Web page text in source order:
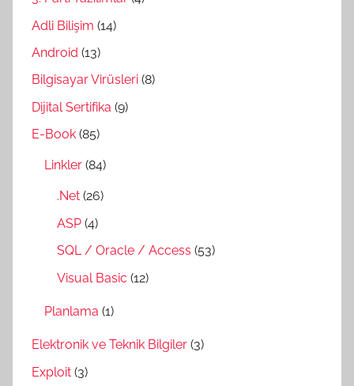
Adli Bilişim (14)
Android (13)
Bilgisayar Virüsleri (8)
Dijital Sertifika (9)
E-Book (85)
Linkler (84)
.Net (26)
ASP (4)
SQL / Oracle / Access (53)
Visual Basic (12)
Planlama (1)
Elektronik ve Teknik Bilgiler (3)
Exploit (3)